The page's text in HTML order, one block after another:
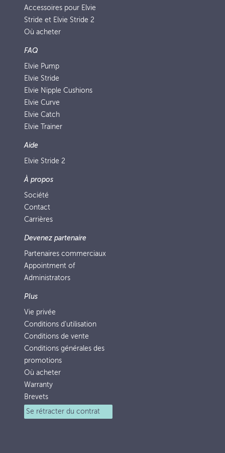
Accessoires pour Elvie
Stride et Elvie Stride 2
Où acheter
FAQ
Elvie Pump
Elvie Stride
Elvie Nipple Cushions
Elvie Curve
Elvie Catch
Elvie Trainer
Aide
Elvie Stride 2
À propos
Société
Contact
Carrières
Devenez partenaire
Partenaires commerciaux
Appointment of
Administrators
Plus
Vie privée
Conditions d’utilisation
Conditions de vente
Conditions générales des
promotions
Où acheter
Warranty
Brevets
Se rétracter du contrat